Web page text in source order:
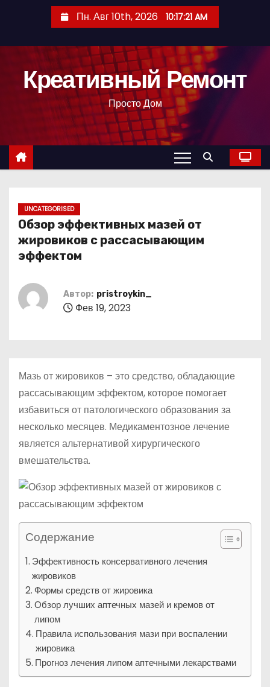
с
Пн. Авг 10th, 2026 10:17:23 AM
Креативный Ремонт
Просто Дом
UNCATEGORISED
Обзор эффективных мазей от
жировиков с рассасывающим
эффектом
Автор: pristroykin_
Фев 19, 2023
Мазь от жировиков – это средство, обладающие
рассасывающим эффектом, которое помогает
избавиться от патологического образования за
несколько месяцев. Медикаментозное лечение
является альтернативой хирургического
вмешательства.
Содержание
Эффективность консервативного лечения
жировиков
Формы средств от жировика
Обзор лучших аптечных мазей и кремов от
липом
Правила использования мази при воспалении
жировика
Прогноз лечения липом аптечными лекарствами